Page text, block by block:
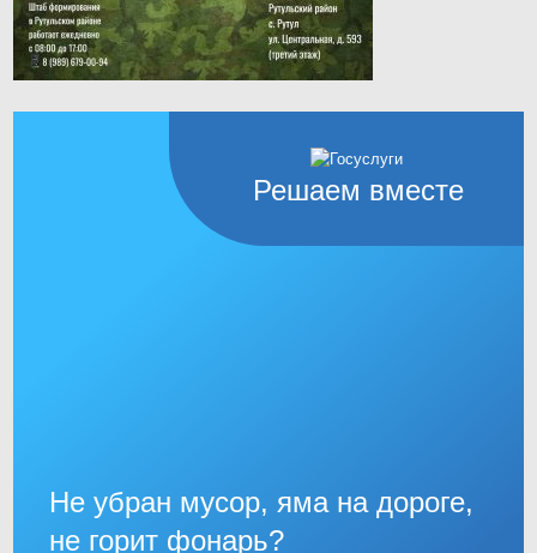
Решаем вместе
Не убран мусор, яма на дороге,
не горит фонарь?